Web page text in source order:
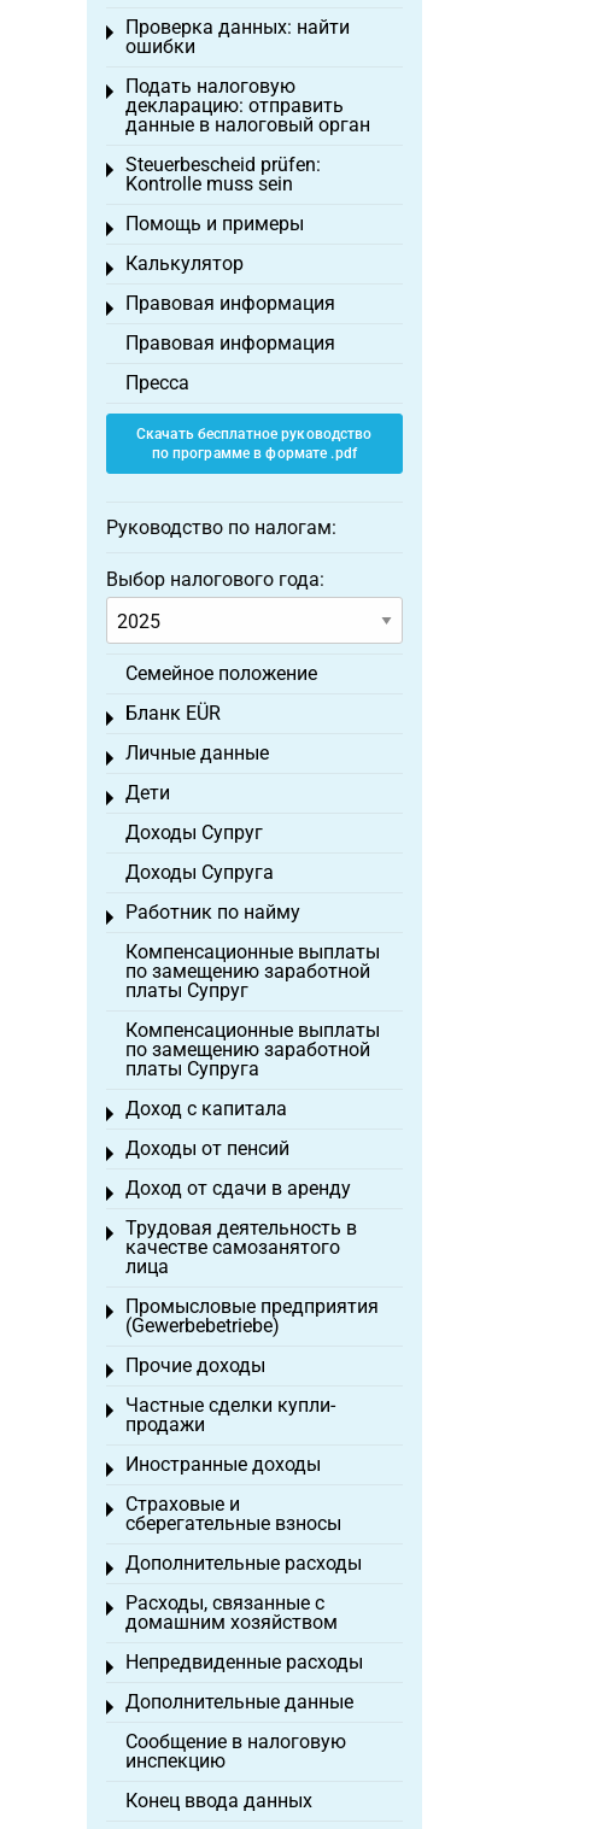
Проверка данных: найти
ошибки
Toggle menu
Подать налоговую
декларацию: отправить
данные в налоговый орган
Toggle menu
Steuerbescheid prüfen:
Kontrolle muss sein
Toggle menu
Помощь и примеры
Toggle menu
Калькулятор
Toggle menu
Правовая информация
Toggle menu
Правовая информация
Пресса
Скачать бесплатное руководство
по программе в формате .pdf
Руководство по налогам:
Выбор налогового года:
Семейное положение
Бланк EÜR
Toggle menu
Личные данные
Toggle menu
Дети
Toggle menu
Доходы Супруг
Доходы Супруга
Работник по найму
Toggle menu
Компенсационные выплаты
по замещению заработной
платы Супруг
Компенсационные выплаты
по замещению заработной
платы Супруга
Доход с капитала
Toggle menu
Доходы от пенсий
Toggle menu
Доход от сдачи в аренду
Toggle menu
Трудовая деятельность в
качестве самозанятого
лица
Toggle menu
Промысловые предприятия
(Gewerbebetriebe)
Toggle menu
Прочие доходы
Toggle menu
Частные сделки купли-
продажи
Toggle menu
Иностранные доходы
Toggle menu
Страховые и
сберегательные взносы
Toggle menu
Дополнительные расходы
Toggle menu
Расходы, связанные с
домашним хозяйством
Toggle menu
Непредвиденные расходы
Toggle menu
Дополнительные данные
Toggle menu
Сообщение в налоговую
инспекцию
Конец ввода данных